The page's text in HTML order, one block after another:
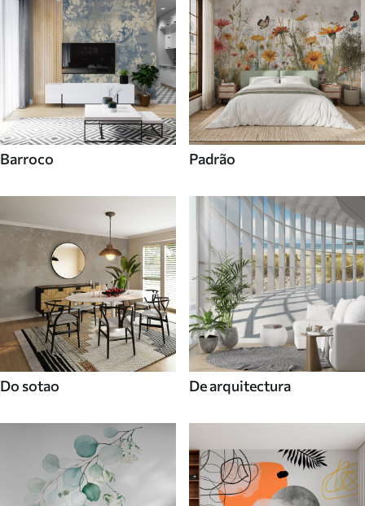
Barroco Padrão
Do sotao De arquitectura